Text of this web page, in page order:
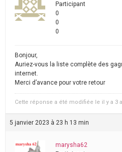
Participant
0
0
0
Bonjour,
Auriez-vous la liste complète des
internet.
Merci d’avance pour votre retour
Cette réponse a été modifiée le il y a 3
5 janvier 2023 à 23 h 13 min
marysha62